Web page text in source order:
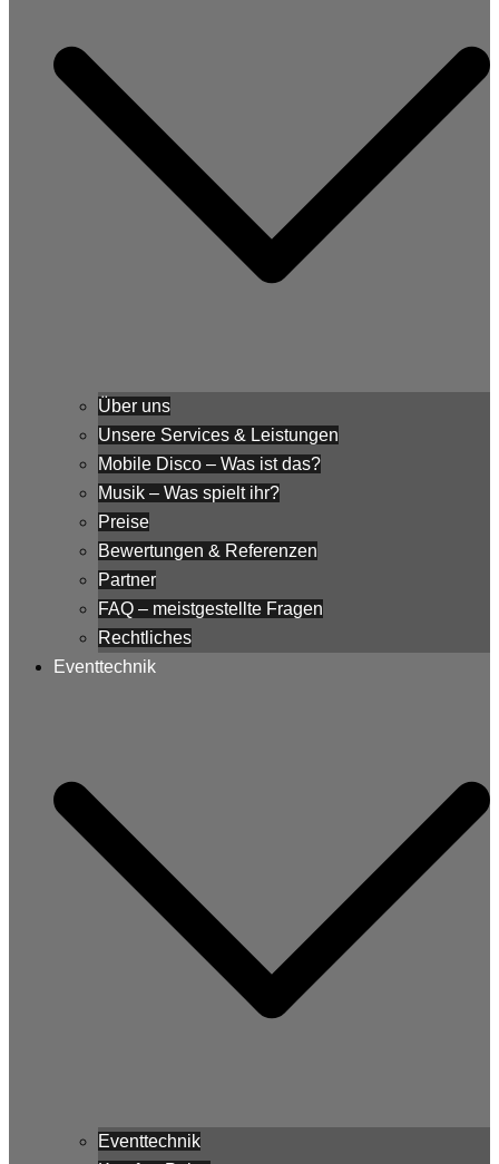
Über uns
Unsere Services & Leistungen
Mobile Disco – Was ist das?
Musik – Was spielt ihr?
Preise
Bewertungen & Referenzen
Partner
FAQ – meistgestellte Fragen
Rechtliches
Eventtechnik
Eventtechnik